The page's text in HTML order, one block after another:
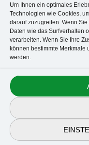
Um Ihnen ein optimales
Technologien wie Cookies,
darauf zuzugreifen. Wenn
Daten wie das Surfverhalten
verarbeiten. Wenn Sie Ihre
können bestimmte
werden.
Uhrzeit anpassen
Johannes zu Ubuntu
Uhrzeit anpassen
Brummel Herbolzheim
aus Mittelbergheim
Marco Peter
© 2010-2026